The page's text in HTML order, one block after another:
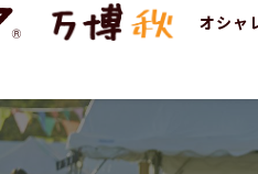
オシャ